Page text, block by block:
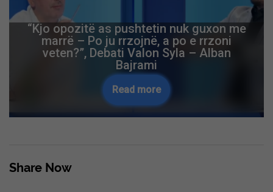
Kush është sot ushtruese e detyrës së
presidentes dhe mbi çfarë baze? Si
përgjigjen deputetët e VV-së në
Pressing?
Read more
Share Now